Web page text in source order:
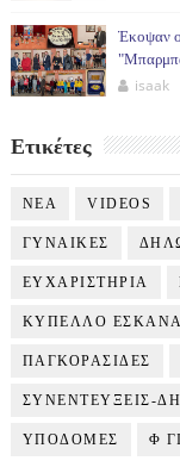
Έκοψαν
isaak
Ετικέτες
NEA VIDEOS
ΓΥΝΑΙΚΕΣ
ΕΥΧΑΡΙΣΤΗΡΙΑ
ΚΥΠΕΛΛΟ ΕΣΚΑΝΑ
ΠΑΓΚΟΡΑΣΙΔΕΣ
ΣΥΝΕΝΤΕΥΞΕΙΣ-
ΥΠΟΔΟΜΕΣ Φ